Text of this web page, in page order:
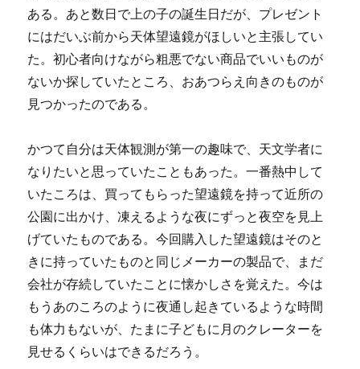
ある。あと数日で上の子の誕生日だが、プレゼント
にはだいぶ前から天体望遠鏡がほしいと主張してい
た。初心者向けながら粗悪でない商品でいいものが
ないか探していたところ、おあつらえ向きのものが
見つかったのである。
かつて自分は天体観測が第一の趣味で、天文学者に
なりたいと思っていたこともあった。一番熱中して
いたころは、買ってもらった望遠鏡を持って近所の
公園に出かけ、凍えるような夜にずっと夜空を見上
げていたものである。今回購入した望遠鏡はそのと
きに持っていたものと同じメーカーの製品で、まだ
会社が存続していたことに懐かしさを覚えた。今は
もうあのころのように夜通し起きているような時間
も体力もないが、たまに子どもに月のクレーターを
見せるくらいはできるだろう。